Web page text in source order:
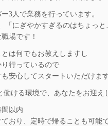
3人で業務を行っています。
「にぎやかすぎるのはちょっと
場です！
は何でもお教えしますし
行っているので
安心してスタートいただけます
働ける環境で、あなたをお迎え
以内
おり、定時で帰ることも可能で